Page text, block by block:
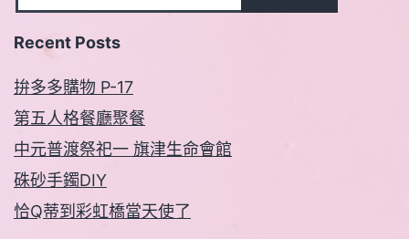
Recent Posts
拚多多購物 P-17
第五人格餐廳聚餐
中元普渡祭祀一 旗津生命會館
硃砂手鐲DIY
恰Q蒂到彩虹橋當天使了